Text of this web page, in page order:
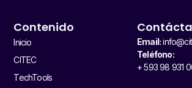
Contenido
Inicio
CITEC
TechTools
Email:
Teléfono:
+ 593 98 931